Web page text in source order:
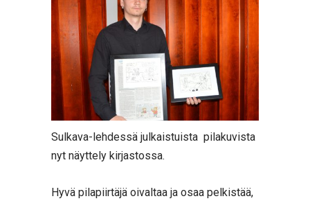
Sulkava-lehdessä julkaistuista pilakuvista
nyt näyttely kirjastossa.
Hyvä pilapiirtäjä oivaltaa ja osaa pelkistää,